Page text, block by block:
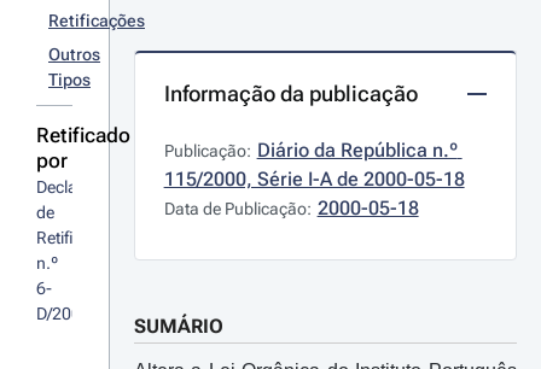
Retificações
Outros
Tipos
Retificado
por
Declaração
de
Retificação
n.º
6-
D/2000
Informação da publicação
Publicação: Diário da República n.º
115/2000, Série I-A de 2000-05-18
Data de Publicação: 2000-05-18
SUMÁRIO